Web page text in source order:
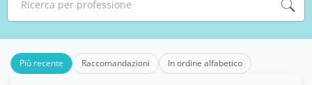
Ricerca per professione
Più recente Raccomandazioni In ordine alfabetico